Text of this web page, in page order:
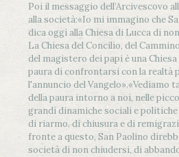
Poi il messaggio dell’Arcivescovo
alla società:«Io mi immagino che
dica oggi alla Chiesa di Lucca di
La Chiesa del Concilio, del
del magistero dei papi è una Chiesa
paura di confrontarsi con la realtà
l'annuncio del Vangelo».«Vediamo
della paura intorno a noi, nelle
grandi dinamiche sociali e politiche
di riarmo, di chiusura e di
fronte a questo, San Paolino
società di non chiudersi, di